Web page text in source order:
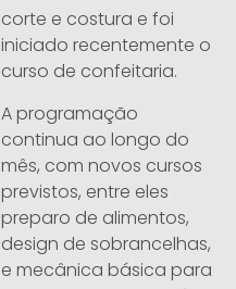
corte e costura e foi
iniciado recentemente o
curso de confeitaria.
A programação
continua ao longo do
mês, com novos cursos
previstos, entre eles
preparo de alimentos,
design de sobrancelhas,
e mecânica básica para